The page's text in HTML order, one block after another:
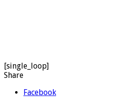
[single_loop]
Share
Facebook